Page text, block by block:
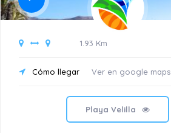
1.93 Km
Cómo llegar Ver en google maps
Playa Velilla